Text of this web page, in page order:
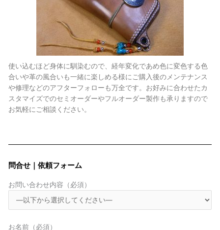
使い込むほど身体に馴染むので、経年変化であめ色に変色する色
合いや革の風合いも一緒に楽しめる様にご購入後のメンテナンス
や修理などのアフターフォローも万全です。お好みに合わせたカ
スタマイズでのセミオーダーやフルオーダー製作も承りますので
お気軽にご相談ください。
問合せ｜依頼フォーム
お問い合わせ内容（必須）
お名前（必須）